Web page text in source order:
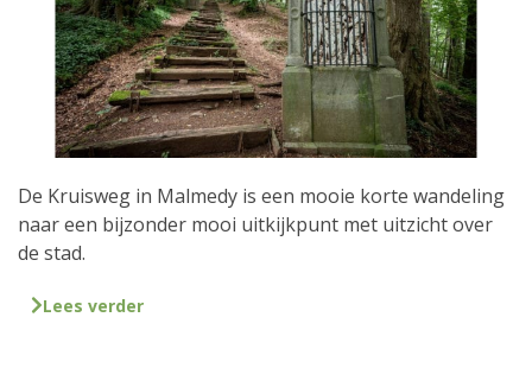
De Kruisweg in Malmedy is een mooie korte wandeling
naar een bijzonder mooi uitkijkpunt met uitzicht over
de stad.
Lees verder